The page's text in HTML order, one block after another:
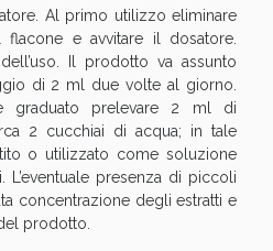
Al primo utilizzo eliminare
e avvitare il dosatore.
Il prodotto va assunto
di 2 ml due volte al giorno.
graduato prelevare 2 ml di
2 cucchiai di acqua; in tale
o utilizzato come soluzione
L’eventuale presenza di piccoli
concentrazione degli estratti e
prodotto.
offerte di Oggi